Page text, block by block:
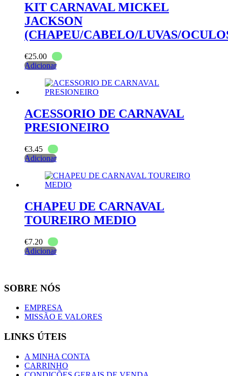
KIT CARNAVAL MICKEL
JACKSON
(CHAPEU/CABELO/LUVAS/
€25.00
Adicionar
ACESSORIO DE CARNAVAL
PRESIONEIRO
€3.45
Adicionar
CHAPEU DE CARNAVAL
TOUREIRO MEDIO
€7.20
Adicionar
SOBRE NÓS
EMPRESA
MISSÃO E VALORES
LINKS ÚTEIS
A MINHA CONTA
CARRINHO